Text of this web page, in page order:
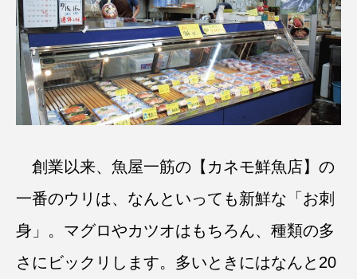
創業以来、魚屋一筋の【カネモ鮮魚店】の
一番のウリは、なんといっても新鮮な「お刺
身」。マグロやカツオはもちろん、種類の多
さにビックリします。多いときにはなんと20